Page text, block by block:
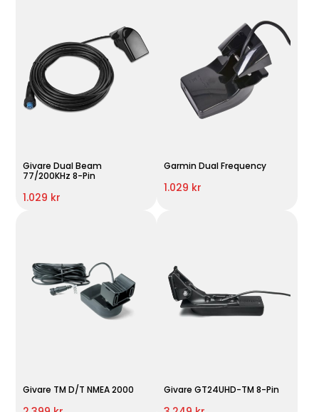
Givare Dual Beam
77/200KHz 8-Pin
1.029 kr
Garmin Dual Frequency
1.029 kr
Givare TM D/T NMEA 2000 Givare GT24UHD-TM 8-Pin